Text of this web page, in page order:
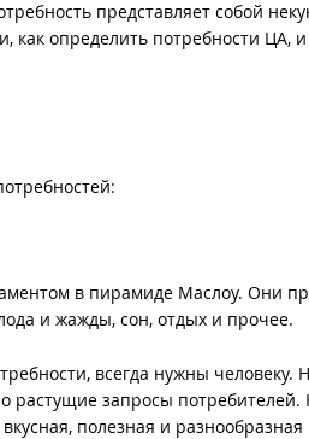
представляет собой
как определить потребности ЦА,
в пирамиде Маслоу. Они
и жажды, сон, отдых и прочее.
всегда нужны
растущие запросы потребителей.
полезная и